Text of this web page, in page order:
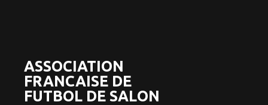
ASSOCIATION
FRANCAISE DE
FUTBOL DE SALON